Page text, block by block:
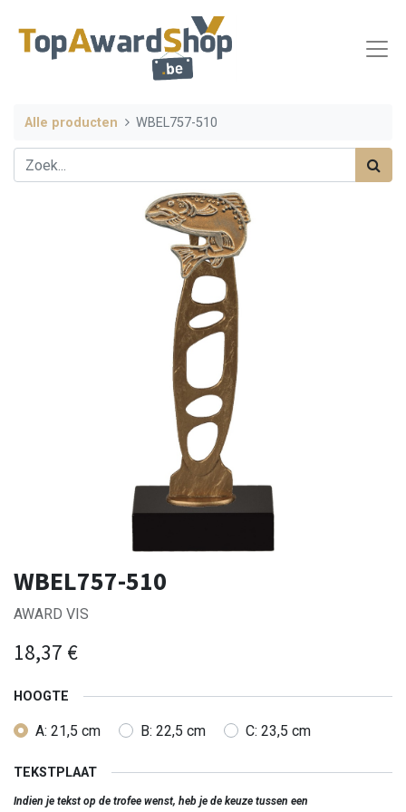
Alle producten WBEL757-510
WBEL757-510
AWARD VIS
18,37 €
HOOGTE
A: 21,5 cm B: 22,5 cm C: 23,5 cm
TEKSTPLAAT
Indien je tekst op de trofee wenst, heb je de keuze tussen een